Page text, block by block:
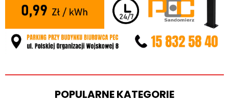
POPULARNE KATEGORIE